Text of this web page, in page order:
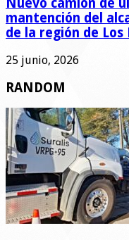
Nuevo camión de
mantención del
de la región de Los
25 junio, 2026
RANDOM